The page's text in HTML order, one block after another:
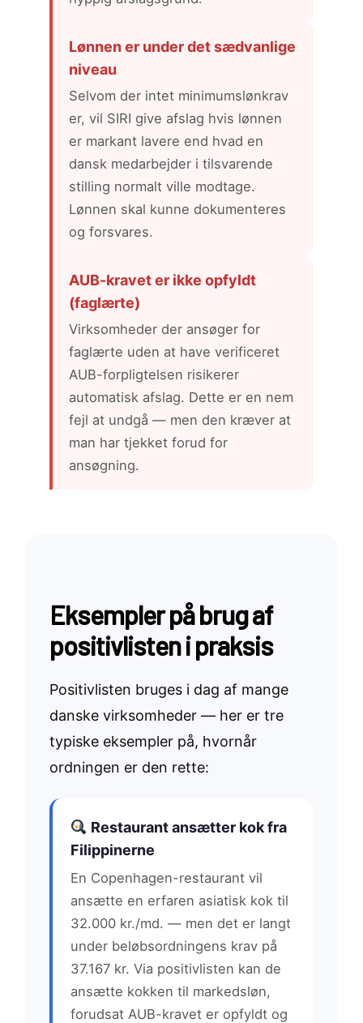
Lønnen er under det sædvanlige
niveau
Selvom der intet minimumslønkrav
er, vil SIRI give afslag hvis lønnen
er markant lavere end hvad en
dansk medarbejder i tilsvarende
stilling normalt ville modtage.
Lønnen skal kunne dokumenteres
og forsvares.
AUB-kravet er ikke opfyldt
(faglærte)
Virksomheder der ansøger for
faglærte uden at have verificeret
AUB-forpligtelsen risikerer
automatisk afslag. Dette er en nem
fejl at undgå — men den kræver at
man har tjekket forud for
ansøgning.
Eksempler på brug af
positivlisten i praksis
Positivlisten bruges i dag af mange
danske virksomheder — her er tre
typiske eksempler på, hvornår
ordningen er den rette:
Restaurant ansætter kok fra
Filippinerne
En Copenhagen-restaurant vil
ansætte en erfaren asiatisk kok til
32.000 kr./md. — men det er langt
under beløbsordningens krav på
37.167 kr. Via positivlisten kan de
ansætte kokken til markedsløn,
forudsat AUB-kravet er opfyldt og